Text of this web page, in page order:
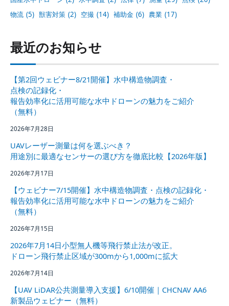
物流 (5) 獣害対策 (2) 空撮 (14) 補助金 (6) 農業 (17)
最近のお知らせ
【第2回ウェビナー8/21開催】水中構造物調査・
点検の記録化・
報告効率化に活用可能な水中ドローンの魅力をご紹介
（無料）
2026年7月28日
UAVレーザー測量は何を選ぶべき？
用途別に最適なセンサーの選び方を徹底比較【2026年版】
2026年7月17日
【ウェビナー7/15開催】水中構造物調査・点検の記録化・
報告効率化に活用可能な水中ドローンの魅力をご紹介
（無料）
2026年7月15日
2026年7月14日小型無人機等飛行禁止法が改正。
ドローン飛行禁止区域が300mから1,000mに拡大
2026年7月14日
【UAV LiDAR公共測量導入支援】6/10開催｜CHCNAV AA6
新製品ウェビナー（無料）